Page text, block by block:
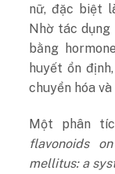
nữ, đặc biệt
Nhờ tác dụng
bằng
huyết ổn
chuyển hóa
Một phân
flavonoids
mellitus: a